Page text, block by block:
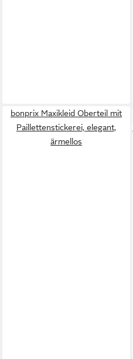
bonprix Maxikleid Oberteil mit
Paillettenstickerei, elegant,
ärmellos